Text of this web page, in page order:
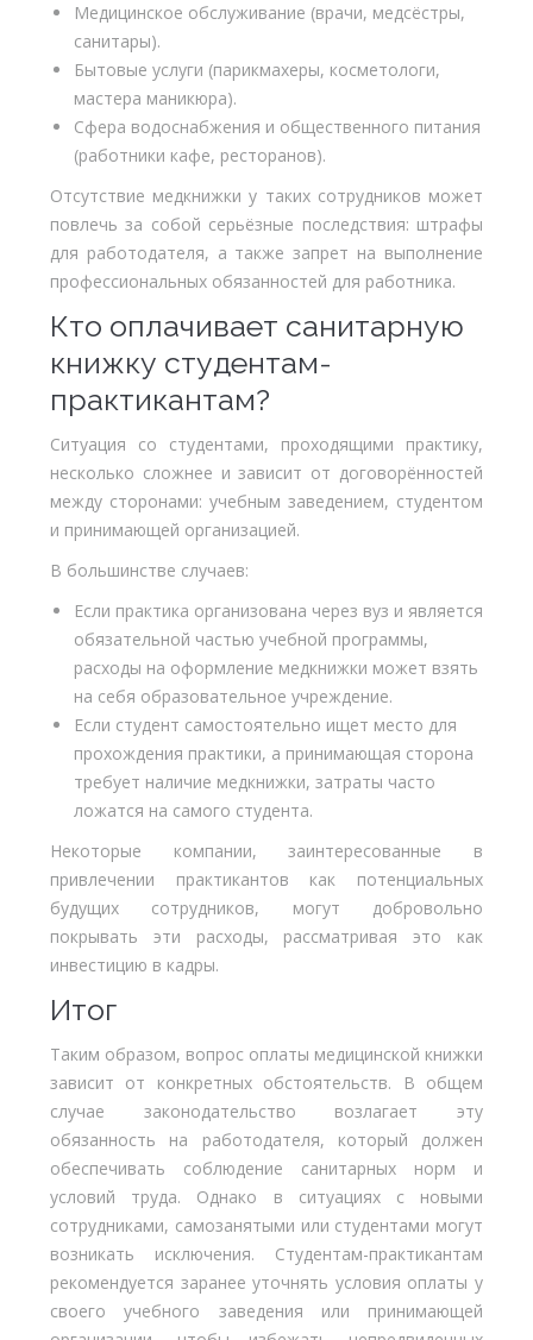
Медицинское обслуживание (врачи, медсёстры,
санитары).
Бытовые услуги (парикмахеры, косметологи,
мастера маникюра).
Сфера водоснабжения и общественного питания
(работники кафе, ресторанов).
Отсутствие медкнижки у таких сотрудников может
повлечь за собой серьёзные последствия: штрафы
для работодателя, а также запрет на выполнение
профессиональных обязанностей для работника.
Кто оплачивает санитарную
книжку студентам-
практикантам?
Ситуация со студентами, проходящими практику,
несколько сложнее и зависит от договорённостей
между сторонами: учебным заведением, студентом
и принимающей организацией.
В большинстве случаев:
Если практика организована через вуз и является
обязательной частью учебной программы,
расходы на оформление медкнижки может взять
на себя образовательное учреждение.
Если студент самостоятельно ищет место для
прохождения практики, а принимающая сторона
требует наличие медкнижки, затраты часто
ложатся на самого студента.
Некоторые компании, заинтересованные в
привлечении практикантов как потенциальных
будущих сотрудников, могут добровольно
покрывать эти расходы, рассматривая это как
инвестицию в кадры.
Итог
Таким образом, вопрос оплаты медицинской книжки
зависит от конкретных обстоятельств. В общем
случае законодательство возлагает эту
обязанность на работодателя, который должен
обеспечивать соблюдение санитарных норм и
условий труда. Однако в ситуациях с новыми
сотрудниками, самозанятыми или студентами могут
возникать исключения. Студентам-практикантам
рекомендуется заранее уточнять условия оплаты у
своего учебного заведения или принимающей